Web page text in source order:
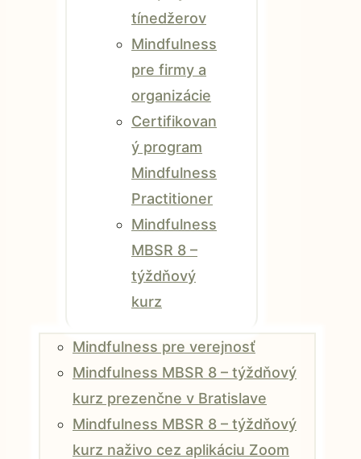
tínedžerov
Mindfulness
pre firmy a
organizácie
Certifikovan
ý program
Mindfulness
Practitioner
Mindfulness
MBSR 8 –
týždňový
kurz
Mindfulness pre verejnosť
Mindfulness MBSR 8 – týždňový
kurz prezenčne v Bratislave
Mindfulness MBSR 8 – týždňový
kurz naživo cez aplikáciu Zoom